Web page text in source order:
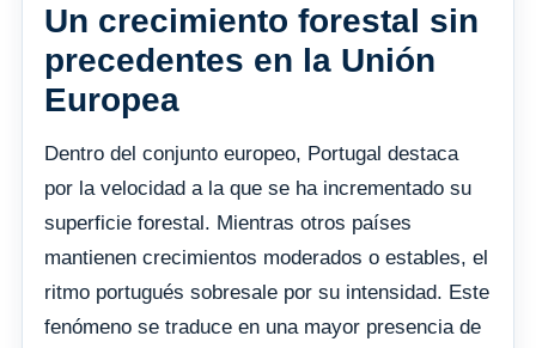
Un crecimiento forestal sin
precedentes en la Unión
Europea
Dentro del conjunto europeo, Portugal destaca
por la velocidad a la que se ha incrementado su
superficie forestal. Mientras otros países
mantienen crecimientos moderados o estables, el
ritmo portugués sobresale por su intensidad. Este
fenómeno se traduce en una mayor presencia de